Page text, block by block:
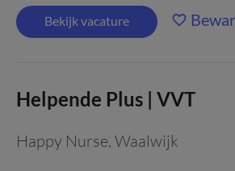
Bekijk vacature
Helpende Plus | VVT
Happy Nurse, Waalwijk